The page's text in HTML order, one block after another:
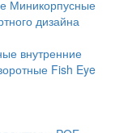
Миникорпусные
дизайна
внутренние
Fish Eye